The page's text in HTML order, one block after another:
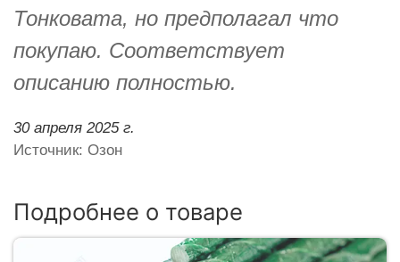
Тонковата, но предполагал что
покупаю. Соответствует
описанию полностью.
30 апреля 2025 г.
Источник: Озон
Подробнее о товаре